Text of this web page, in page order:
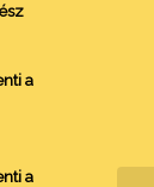
a
a